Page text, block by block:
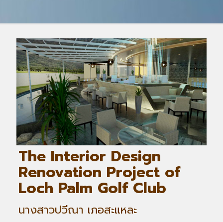
The Interior Design
Renovation Project of
Loch Palm Golf Club
นางสาวปวีณา เภอสะแหละ